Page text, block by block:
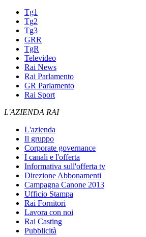
Tg1
Tg2
Tg3
GRR
TgR
Televideo
Rai News
Rai Parlamento
GR Parlamento
Rai Sport
L'AZIENDA RAI
L'azienda
Il gruppo
Corporate governance
I canali e l'offerta
Informativa sull'offerta tv
Direzione Abbonamenti
Campagna Canone 2013
Ufficio Stampa
Rai Fornitori
Lavora con noi
Rai Casting
Pubblicità